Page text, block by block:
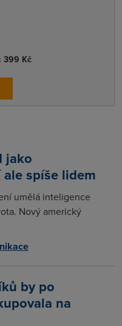
399 Kč
jako
spíše lidem
umělá inteligence
Nový americký
by po
na